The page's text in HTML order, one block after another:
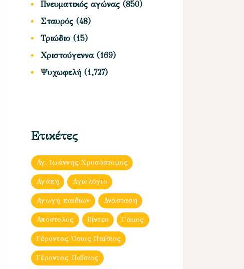
Πνευματικός αγώνας (850)
Σταυρός (48)
Τριώδιο (15)
Χριστούγεννα(169)
Ψυχωφελή (1,727)
Ετικέτες
Αγ. Ιωάννης Χρυσόστομος
Αγάπη Αγιολόγιο
Αγωγή παιδιών Ανάσταση
Απόστολος Βίντεο Γάμος
Γέροντας Όσιος Παΐσιος
Γέροντας Παΐσιος